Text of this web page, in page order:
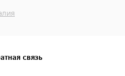
связь